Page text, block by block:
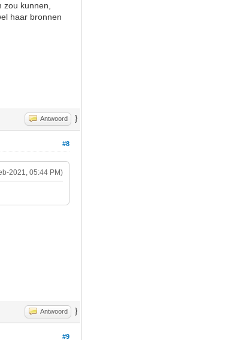
kunnen,
haar bronnen
Antwoord }
#8
2021, 05:44 PM)
Antwoord }
#9